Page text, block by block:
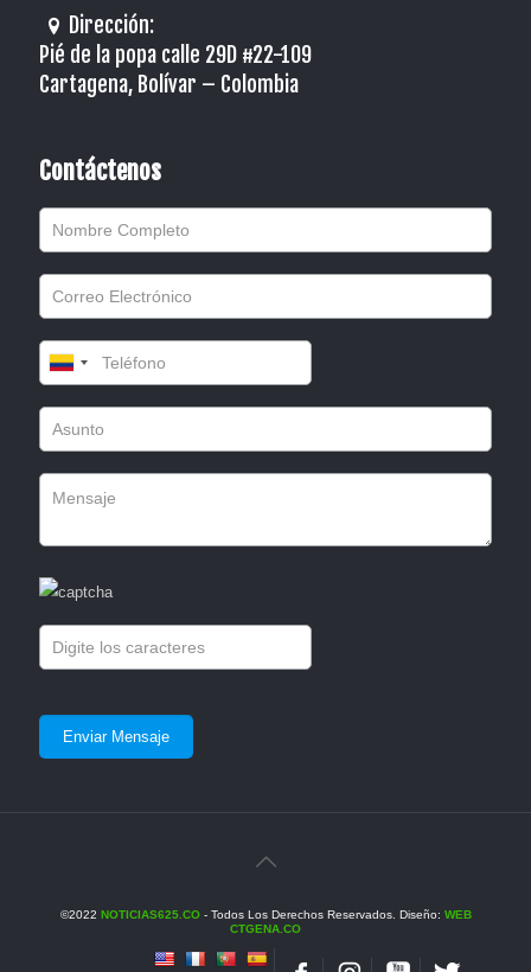
Dirección:
Pié de la popa calle 29D #22-109
Cartagena, Bolívar – Colombia
Contáctenos
©2022 NOTICIAS625.CO- Todos Los Derechos Reservados. Diseño: WEB
CTGENA.CO